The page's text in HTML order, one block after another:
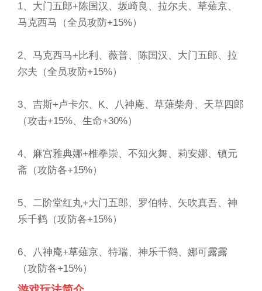
1、大门五郎+陈国汉、坂崎良、拉尔夫、草薙京、
马克西马（全员攻防+15%）
2、马克西马+比利、薇普、陈国汉、大门五郎、拉
尔夫（全员攻防+15%）
3、吉斯+卢卡尔、K、八神庵、草薙柴舟、天草四郎
（攻击+15%、生命+30%）
4、麻宫雅典娜+椎拳崇、不知火舞、莉安娜、镇元
斋（攻防各+15%）
5、二阶堂红丸+大门五郎、罗伯特、矢吹真吾、神
乐千鹤（攻防各+15%）
6、八神庵+草薙京、特瑞、神乐千鹤、娜可露露
（攻防各+15%）